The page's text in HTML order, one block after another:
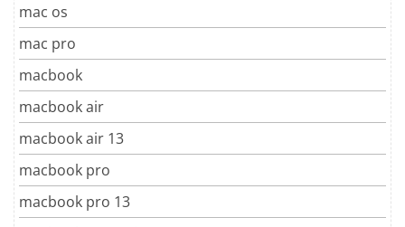
mac os
mac pro
macbook
macbook air
macbook air 13
macbook pro
macbook pro 13